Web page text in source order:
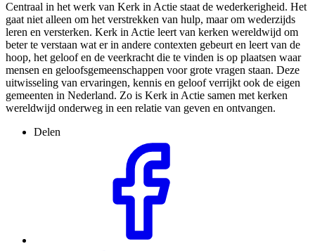
Centraal in het werk van Kerk in Actie staat de wederkerigheid. Het
gaat niet alleen om het verstrekken van hulp, maar om wederzijds
leren en versterken. Kerk in Actie leert van kerken wereldwijd om
beter te verstaan wat er in andere contexten gebeurt en leert van de
hoop, het geloof en de veerkracht die te vinden is op plaatsen waar
mensen en geloofsgemeenschappen voor grote vragen staan. Deze
uitwisseling van ervaringen, kennis en geloof verrijkt ook de eigen
gemeenten in Nederland. Zo is Kerk in Actie samen met kerken
wereldwijd onderweg in een relatie van geven en ontvangen.
Delen